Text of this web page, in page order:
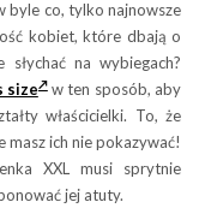
byle co, tylko najnowsze
kobiet, które dbają o
na wybiegach?
size w ten sposób, aby
właścicielki. To, że
masz ich nie pokazywać!
XXL musi sprytnie
jej atuty.